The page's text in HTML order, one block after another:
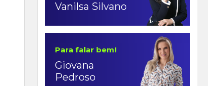
Vanilsa Silvano
Para falar bem!
Giovana
Pedroso